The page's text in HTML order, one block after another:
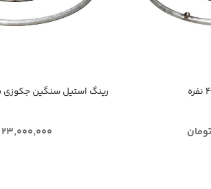
رینگ استیل سنگین جکوزی ۵ نفره
۲۳,۰۰۰,۰۰۰ تومان